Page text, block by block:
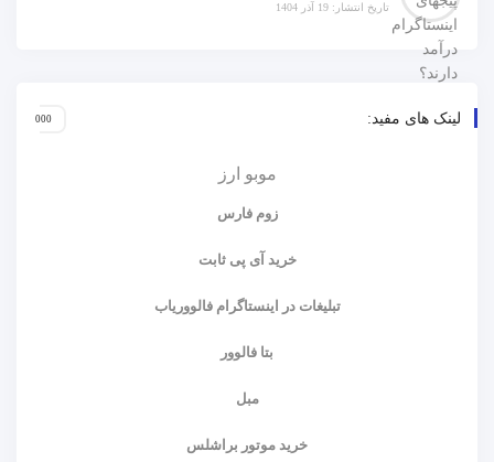
تاریخ انتشار: 19 آذر 1404
لینک های مفید:
موبو ارز
زوم فارس
خرید آی پی ثابت
تبلیغات در اینستاگرام فالووریاب
بتا فالوور
مبل
خرید موتور براشلس